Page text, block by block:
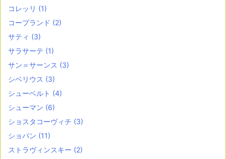
コレッリ (1)
コープランド (2)
サティ (3)
サラサーテ (1)
サン＝サーンス (3)
シベリウス (3)
シューベルト (4)
シューマン (6)
ショスタコーヴィチ (3)
ショパン (11)
ストラヴィンスキー (2)